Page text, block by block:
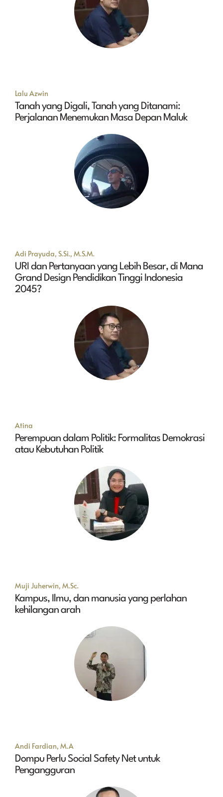
Lalu Azwin
Tanah yang Digali, Tanah yang Ditanami:
Perjalanan Menemukan Masa Depan Maluk
Adi Prayuda, S.Si., M.S.M.
URI dan Pertanyaan yang Lebih Besar, di Mana
Grand Design Pendidikan Tinggi Indonesia
2045?
Atina
Perempuan dalam Politik: Formalitas Demokrasi
atau Kebutuhan Politik
Muji Juherwin, M.Sc.
Kampus, Ilmu, dan manusia yang perlahan
kehilangan arah
Andi Fardian, M.A
Dompu Perlu Social Safety Net untuk
Pengangguran